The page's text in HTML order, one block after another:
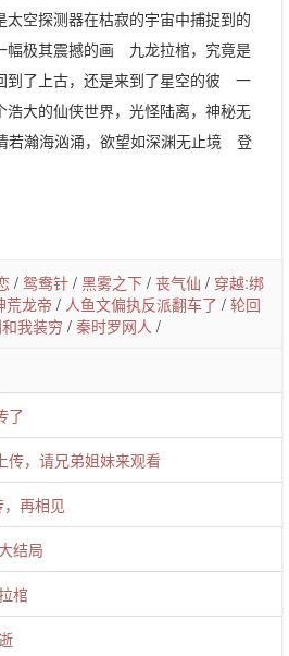
太空探测器在枯寂的宇宙中捕捉到的
幅极其震撼的画 九龙拉棺，究竟是
到了上古，还是来到了星空的彼 一
浩大的仙侠世界，光怪陆离，神秘无
若瀚海汹涌，欲望如深渊无止境 登
/ 鸳鸯针 / 黑雾之下 / 丧气仙 / 穿越:绑
荒龙帝 / 人鱼文偏执反派翻车了 / 轮回
我装穷 / 秦时罗网人 /
了
传，请兄弟姐妹来观看
再相见
结局
棺